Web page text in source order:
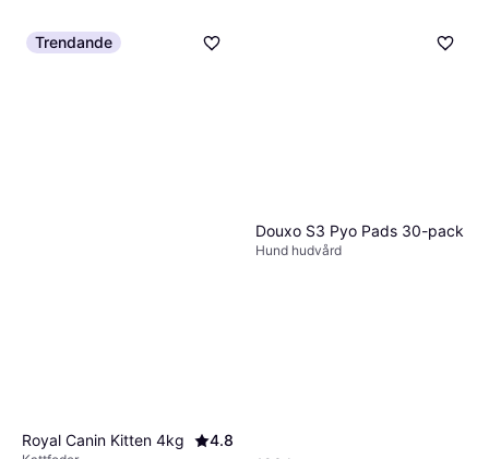
Trendande
Royal Canin Kitten 4kg 4.8
Douxo S3 Pyo Pads 30-pack
Hund hudvård